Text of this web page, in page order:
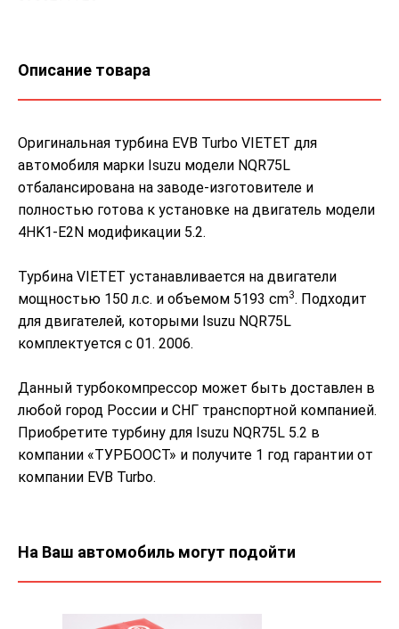
Описание товара
Оригинальная турбина EVB Turbo VIETET для
автомобиля марки Isuzu модели NQR75L
отбалансирована на заводе-изготовителе и
полностью готова к установке на двигатель модели
4HK1-E2N модификации 5.2.
Турбина VIETET устанавливается на двигатели
мощностью 150 л.с. и объемом 5193 cm3. Подходит
для двигателей, которыми Isuzu NQR75L
комплектуется с 01. 2006.
Данный турбокомпрессор может быть доставлен в
любой город России и СНГ транспортной компанией.
Приобретите турбину для Isuzu NQR75L 5.2 в
компании «ТУРБООСТ» и получите 1 год гарантии от
компании EVB Turbo.
На Ваш автомобиль могут подойти